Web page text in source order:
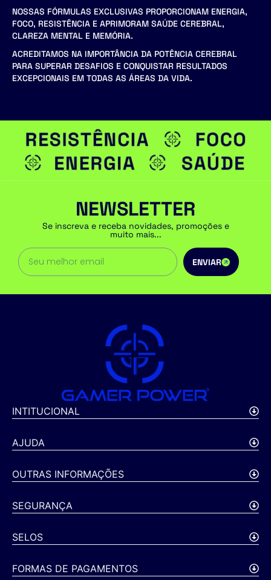
NOSSAS FÓRMULAS EXCLUSIVAS PROPORCIONAM ENERGIA,
FOCO, RESISTÊNCIA E APRIMORAM SAÚDE CEREBRAL,
CLAREZA MENTAL E MEMÓRIA.
ACREDITAMOS NA IMPORTÂNCIA DA POTÊNCIA CEREBRAL
PARA SUPERAR DESAFIOS E CONQUISTAR RESULTADOS
EXCEPCIONAIS EM TODAS AS ÁREAS DA VIDA.
NEWSLETTER
Se inscreva e receba novidades, promoções e
muito mais...
ENVIAR
INTITUCIONAL
AJUDA
OUTRAS INFORMAÇÕES
SEGURANÇA
SELOS
FORMAS DE PAGAMENTOS